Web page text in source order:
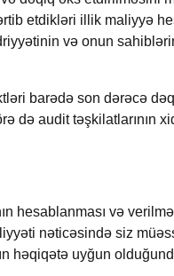
etdikləri illik maliyyə
və onun
barədə son dərəcə
də audit təşkilatlarının
hesablanması və
nəticəsində siz
həqiqətə uyğun